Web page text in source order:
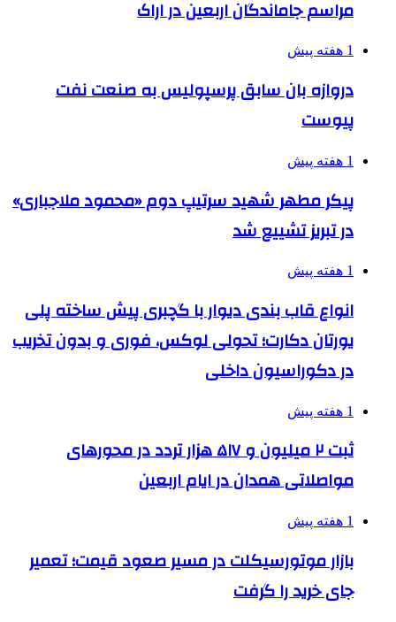
مراسم جاماندگان اربعین در اراک
1 هفته پیش
دروازه بان سابق پرسپولیس به صنعت نفت
پیوست
1 هفته پیش
پیکر مطهر شهید سرتیپ دوم «محمود ملاجباری»
در تبریز تشییع شد
1 هفته پیش
انواع قاب بندی دیوار با گچبری پیش ساخته پلی
یورتان دکارت؛ تحولی لوکس، فوری و بدون تخریب
در دکوراسیون داخلی
1 هفته پیش
ثبت ۲ میلیون و ۵۱۷ هزار تردد در محورهای
مواصلاتی همدان در ایام اربعین
1 هفته پیش
بازار موتورسیکلت در مسیر صعود قیمت؛ تعمیر
جای خرید را گرفت